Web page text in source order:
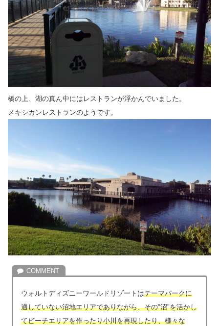
橋の上、湖の真ん中にはレストランが浮かんでいました。
メキシカンレストランのようです。
ウォルトディズニーワールドリゾートはテーマパークに
適していない沼地エリアでありながら、その”沼”を活かし
てビーチエリアを作ったり小川を再現したり、様々な